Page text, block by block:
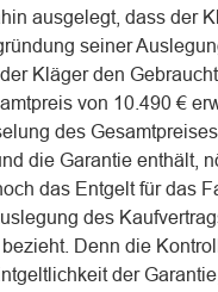
ausgelegt, dass der
seiner
Kläger den
von 10.490 €
des
die Garantie enthält,
das Entgelt für das
des
Denn die
der